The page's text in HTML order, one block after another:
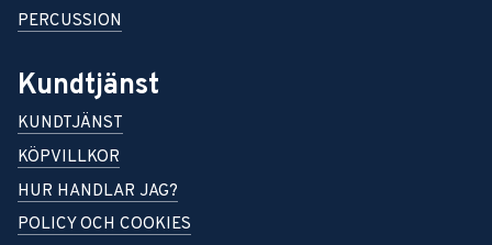
PERCUSSION
Kundtjänst
KUNDTJÄNST
KÖPVILLKOR
HUR HANDLAR JAG?
POLICY OCH COOKIES